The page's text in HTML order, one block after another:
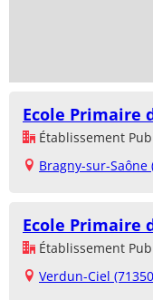
Ecole Primaire
Établissement
Bragny-sur-Saône
Ecole Primaire
Établissement
Verdun-Ciel